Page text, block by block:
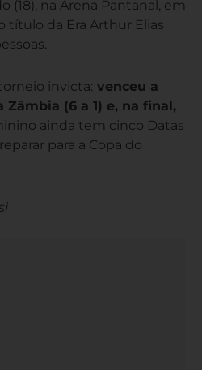
(18), na Arena Pantanal, em
título da Era Arthur Elias
invicta: venceu a
Zâmbia (6 a 1) e, na final,
ainda tem cinco Datas
para a Copa do